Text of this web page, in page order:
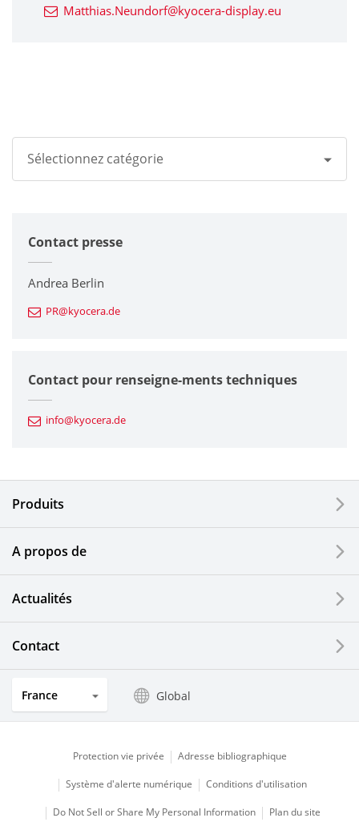
Matthias.Neundorf@kyocera-display.eu
Sélectionnez catégorie
Groupe Kyocera
Imprimantes / Multifonctions
Composants en céramique fine
Composants automobiles
Composants électroniques
Composants optiques
Ecrans LCD et solutions tactiles
Systèmes électriques solaires
Produits de cuisine
Contact presse
Andrea Berlin
PR@kyocera.de
Contact pour renseigne-ments techniques
info@kyocera.de
Produits
A propos de
Actualités
Contact
France Global
Protection vie privée Adresse bibliographique
Système d'alerte numérique Conditions d'utilisation
Do Not Sell or Share My Personal Information Plan du site